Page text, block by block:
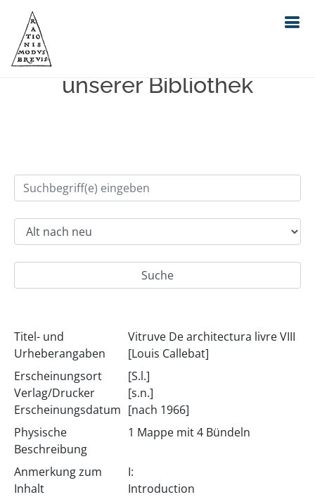
Einfache Suche im Bestand
unserer Bibliothek
Titel- und
Urheberangaben
Vitruve De architectura livre VIII
[Louis Callebat]
Erscheinungsort
Verlag/Drucker
Erscheinungsdatum
[S.l.]
[s.n.]
[nach 1966]
Physische
Beschreibung
1 Mappe mit 4 Bündeln
Anmerkung zum
Inhalt
I:
Introduction